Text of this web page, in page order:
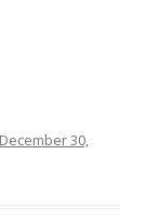
December 30,